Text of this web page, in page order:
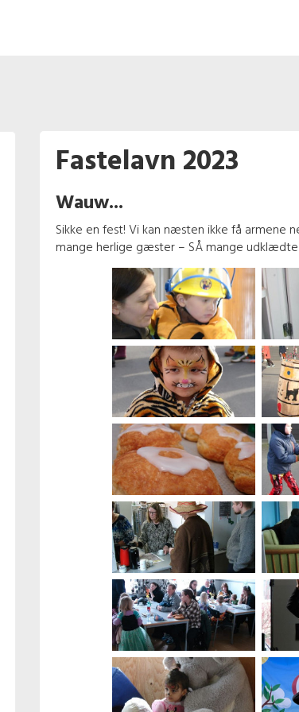
Fastelavn 2023
Wauw...
Sikke en fest! Vi kan næsten ikke få armene
mange herlige gæster – SÅ mange